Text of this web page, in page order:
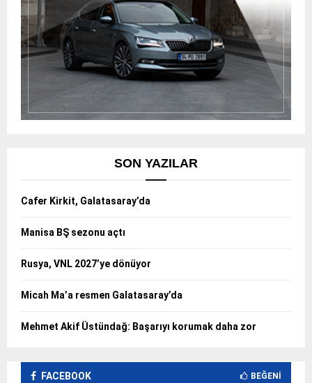
SON YAZILAR
Cafer Kirkit, Galatasaray’da
Manisa BŞ sezonu açtı
Rusya, VNL 2027’ye dönüyor
Micah Ma’a resmen Galatasaray’da
Mehmet Akif Üstündağ: Başarıyı korumak daha zor
FACEBOOK BEĞENI